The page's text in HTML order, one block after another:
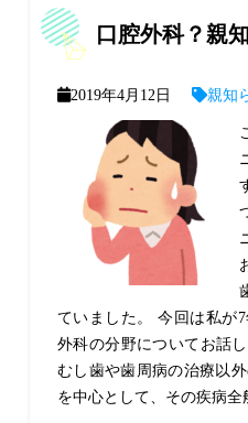
口腔外科？親
2019年4月12日 親知
ていました。 今回は私が
外科の分野についてお話
むし歯や歯周病の治療以
を中心として、その疾病